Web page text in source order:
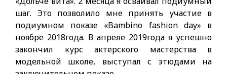
шаг. Это позволило мне принять участие в
подиумном показе «Bambino fashion day» в
ноябре 2018года. В апреле 2019года я успешно
закончил курс актерского мастерства в
модельной школе, выступал с этюдами на